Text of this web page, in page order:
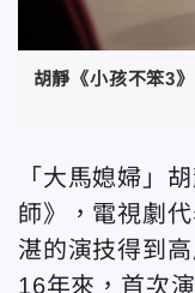
胡靜《小孩不笨3
「大馬媳婦」
師》，電視劇
湛的演技得到
16年來，首次